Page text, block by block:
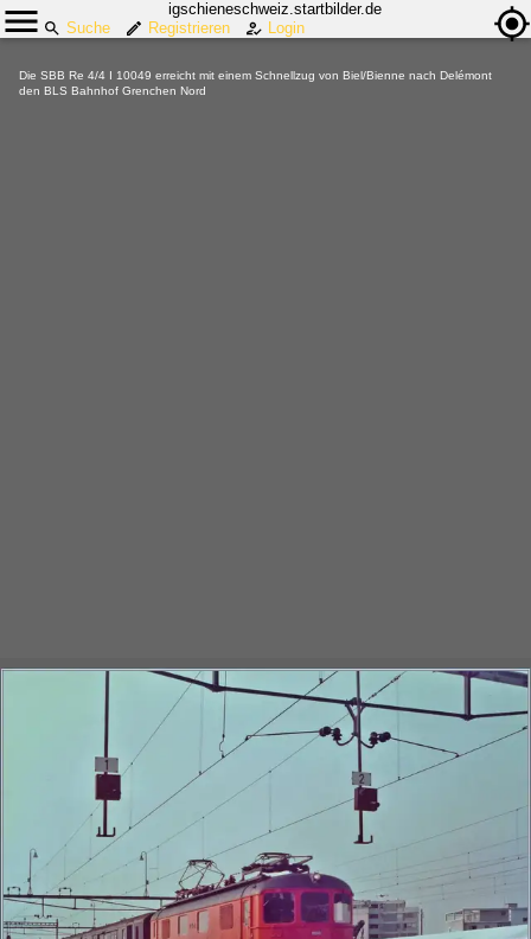
igschieneschweiz.startbilder.de
Suche
Registrieren Login
Die SBB Re 4/4 I 10049 erreicht mit einem Schnellzug von Biel/Bienne nach Delémont
den BLS Bahnhof Grenchen Nord